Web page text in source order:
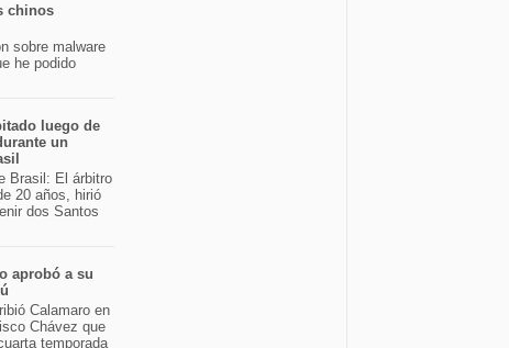
chinos
sobre malware
he podido
luego de
un
Brasil: El árbitro
20 años, hirió
dos Santos
aprobó a su
Calamaro en
Chávez que
temporada